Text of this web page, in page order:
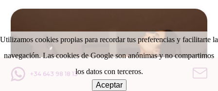
Utilizamos cookies propias para recordar tus preferencias y facilitarte la
navegación. Las cookies de Google son anónimas y no compartimos
los datos con terceros.
Aceptar
+34 643 98 18 13